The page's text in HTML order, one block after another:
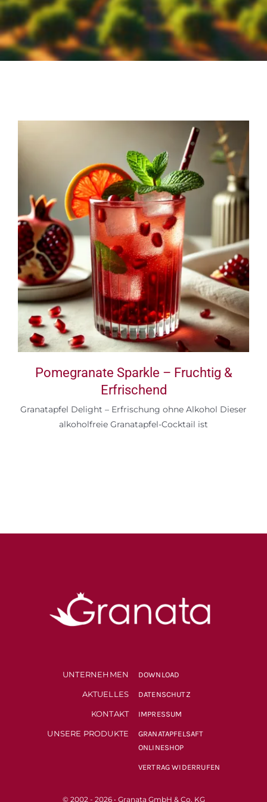
ZUM SHOP
Pomegranate Sparkle – Fruchtig &
Erfrischend
Granatapfel Delight – Erfrischung ohne Alkohol Dieser
alkoholfreie Granatapfel-Cocktail ist
UNTERNEHMEN
AKTUELLES
KONTAKT
UNSERE PRODUKTE
DOWNLOAD
DATENSCHUTZ
IMPRESSUM
GRANATAPFELSAFT
ONLINESHOP
VERTRAG WIDERRUFEN
© 2002 - 2026 • Granata GmbH & Co. KG